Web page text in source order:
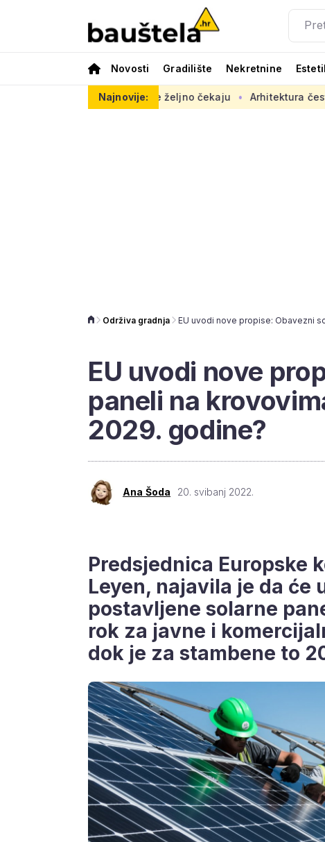
Novosti Gradilište Nekretnine
Najnovije:
radovi se željno čekaju Arhitektura često nije na
Održiva gradnja
EU uvodi nove
paneli na
2029. godine?
Ana Šoda 20. svibanj 2022.
Predsjednica Europske
Leyen, najavila je da će
postavljene solarne
rok za javne i
dok je za stambene to